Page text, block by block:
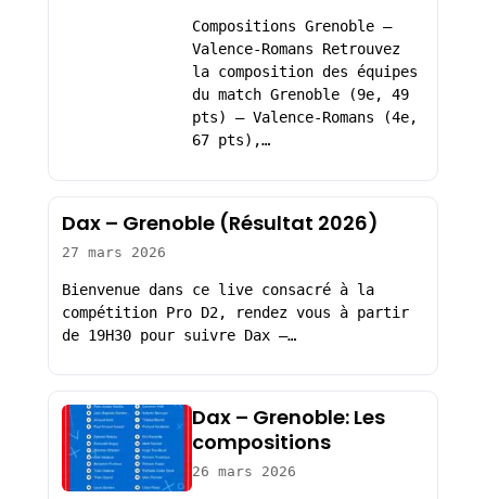
Compositions Grenoble –
Valence-Romans Retrouvez
la composition des équipes
du match Grenoble (9e, 49
pts) – Valence-Romans (4e,
67 pts),…
Dax – Grenoble (Résultat 2026)
27 mars 2026
Bienvenue dans ce live consacré à la
compétition Pro D2, rendez vous à partir
de 19H30 pour suivre Dax –…
Dax – Grenoble: Les
compositions
26 mars 2026